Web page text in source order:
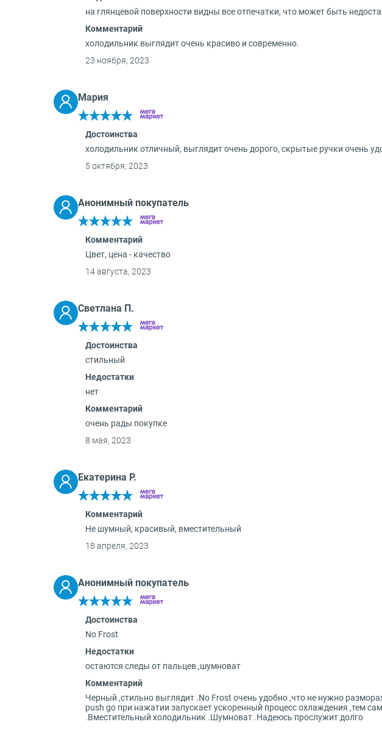
на глянцевой поверхности видны все отпечатки, что может быть
Комментарий
холодильник выглядит очень красиво и современно.
23 ноября, 2023
Мария
Достоинства
холодильник отличный, выглядит очень дорого, скрытые ручки очень
5 октября, 2023
Анонимный покупатель
Комментарий
Цвет, цена - качество
14 августа, 2023
Светлана П.
Достоинства
стильный
Недостатки
нет
Комментарий
очень рады покупке
8 мая, 2023
Екатерина Р.
Комментарий
Не шумный, красивый, вместительный
18 апреля, 2023
Анонимный покупатель
Достоинства
No Frost
Недостатки
остаются следы от пальцев ,шумноват
Комментарий
Черный ,стильно выглядит .No Frost очень удобно ,что не нужно
push go при нажатии запускает ускоренный процесс охлаждения ,тем
.Вместительный холодильник .Шумноват .Надеюсь прослужит долго